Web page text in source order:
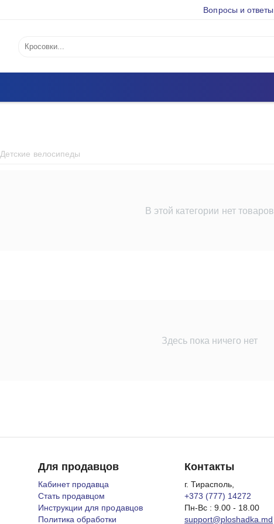
Вопросы и ответы
Детские велосипеды
В этой категории нет товаров
Здесь пока ничего нет
Для продавцов
Кабинет продавца
Стать продавцом
Инструкции для продавцов
Политика обработки
Контакты
г. Тирасполь,
+373 (777) 14272
Пн-Вс : 9.00 - 18.00
support@ploshadka.md